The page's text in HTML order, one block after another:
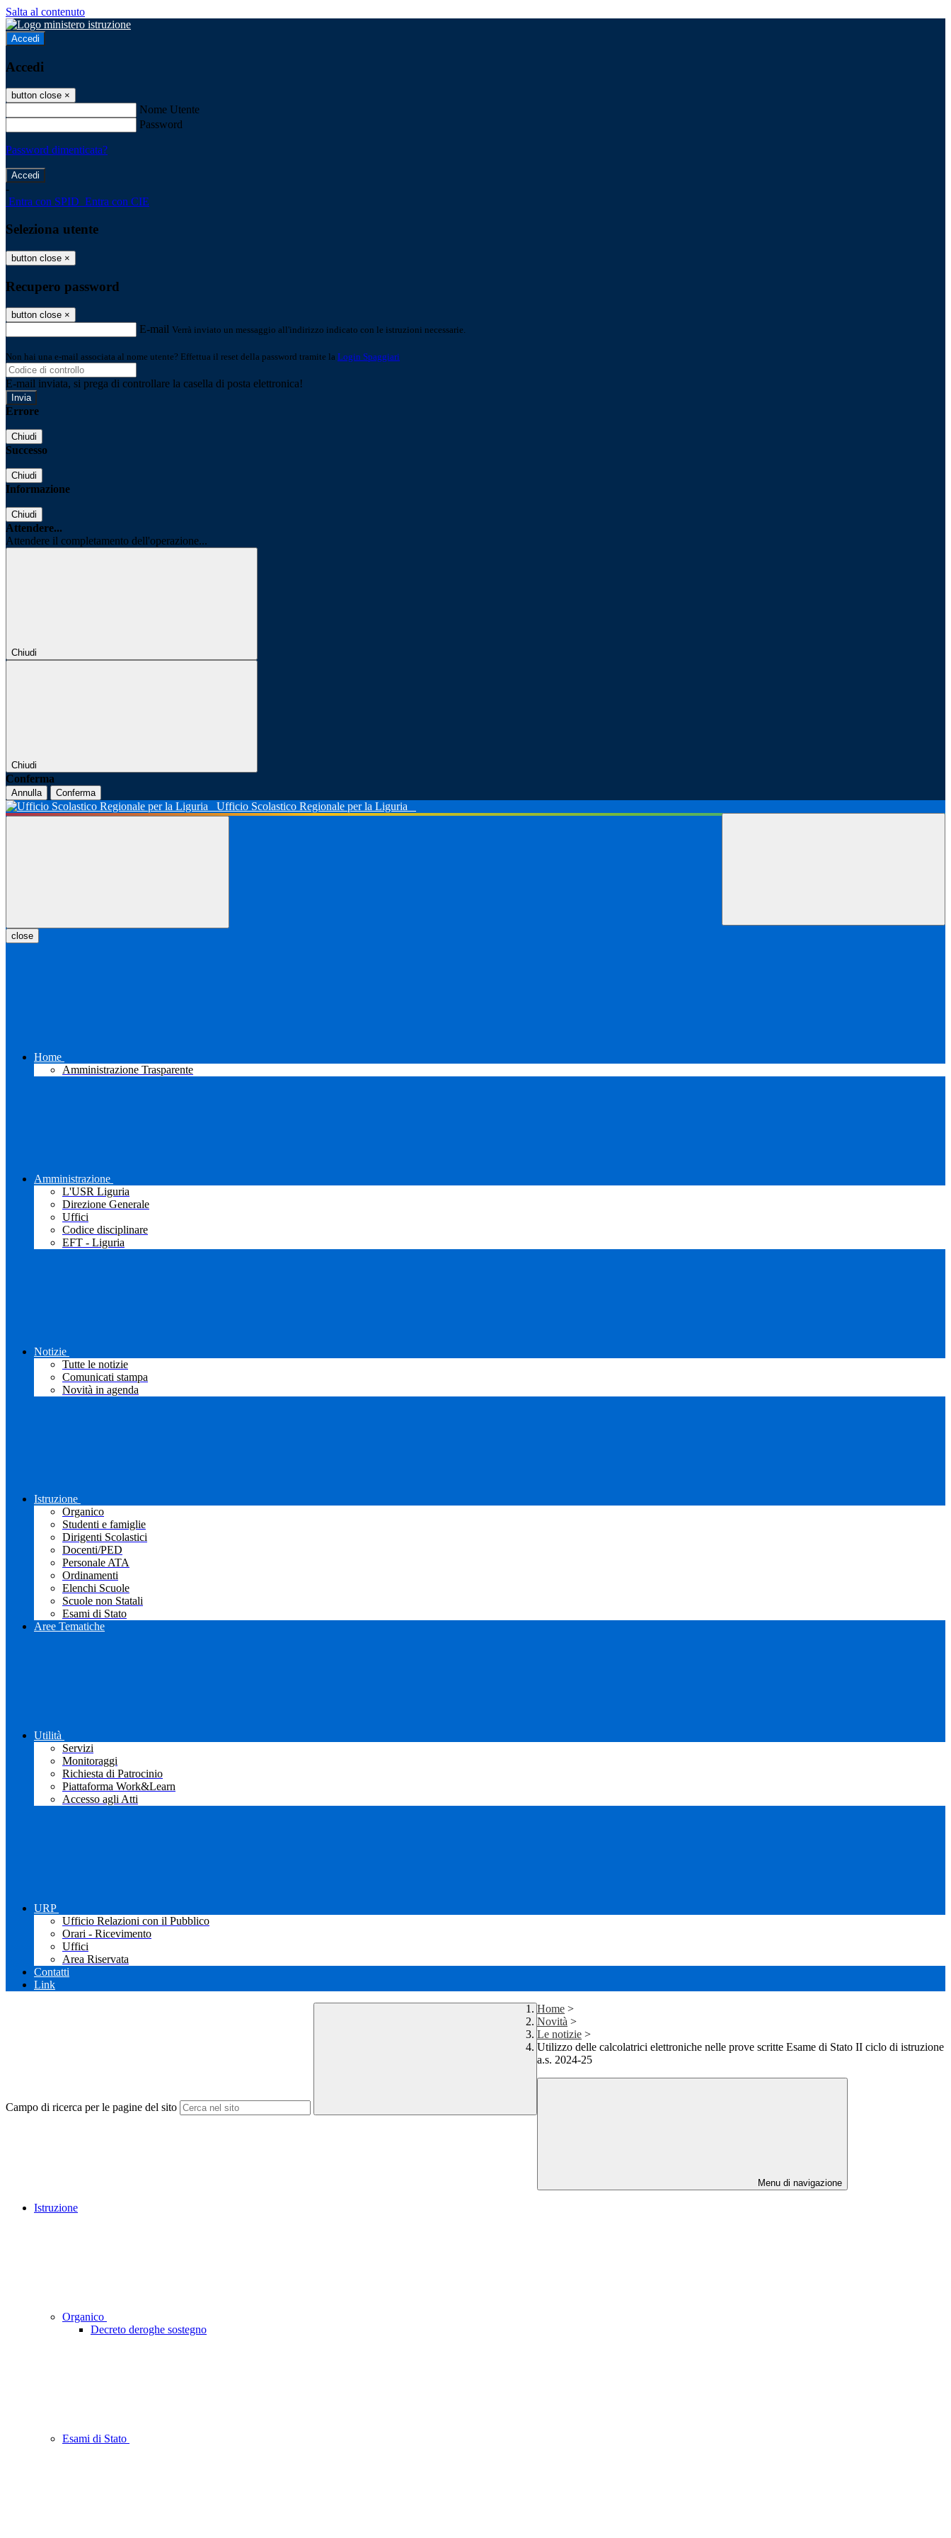
Salta al contenuto
Accedi
Accedi
button close ×
Nome Utente
Password
Password dimenticata?
-
Entra con SPID Entra con CIE
Seleziona utente
button close ×
Recupero password
button close ×
E-mail Verrà inviato un messaggio all'indirizzo indicato con le istruzioni necessarie.
Non hai una e-mail associata al nome utente? Effettua il reset della password tramite la Login Spaggiari
E-mail inviata, si prega di controllare la casella di posta elettronica!
Errore
Chiudi
Successo
Chiudi
Informazione
Chiudi
Attendere...
Attendere il completamento dell'operazione...
Chiudi
Chiudi
Conferma
Annulla Conferma
Ufficio Scolastico Regionale per la Liguria
close
Home
Amministrazione Trasparente
Amministrazione
L'USR Liguria
Direzione Generale
Uffici
Codice disciplinare
EFT - Liguria
Notizie
Tutte le notizie
Comunicati stampa
Novità in agenda
Istruzione
Organico
Studenti e famiglie
Dirigenti Scolastici
Docenti/PED
Personale ATA
Ordinamenti
Elenchi Scuole
Scuole non Statali
Esami di Stato
Aree Tematiche
Utilità
Servizi
Monitoraggi
Richiesta di Patrocinio
Piattaforma Work&Learn
Accesso agli Atti
URP
Ufficio Relazioni con il Pubblico
Orari - Ricevimento
Uffici
Area Riservata
Contatti
Link
Campo di ricerca per le pagine del sito
Home >
Novità >
Le notizie >
Utilizzo delle calcolatrici elettroniche nelle prove scritte Esame di Stato II ciclo di istruzione
a.s. 2024-25
Menu di navigazione
Istruzione
Organico
Decreto deroghe sostegno
Esami di Stato